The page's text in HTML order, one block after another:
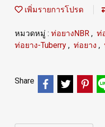
เพิ่มรายการโปรด
หมวดหมู่ : ท่อยางNBR , ท่
ท่อยาง-Tuberry , ท่อยาง ,
Share